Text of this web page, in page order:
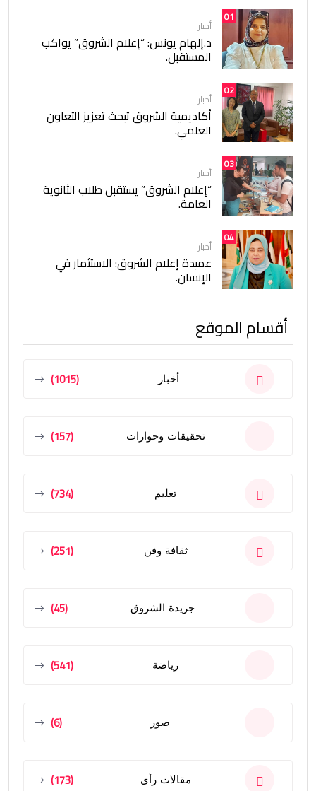
01
أخبار
د.إلهام يونس: “إعلام الشروق” يواكب
المستقبل.
02
أخبار
أكاديمية الشروق تبحث تعزيز التعاون
العلمي.
03
أخبار
“إعلام الشروق” يستقبل طلاب الثانوية
العامة.
04
أخبار
عميدة إعلام الشروق: الاستثمار في
الإنسان.
أقسام الموقع
أخبار (1015)
تحقيقات وحوارات (157)
تعليم (734)
ثقافة وفن (251)
جريدة الشروق (45)
رياضة (541)
صور (6)
مقالات رأى (173)